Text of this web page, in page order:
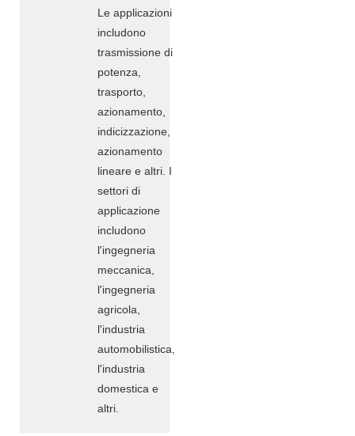
Le applicazioni
includono
trasmissione di
potenza,
trasporto,
azionamento,
indicizzazione,
azionamento
lineare e altri. I
settori di
applicazione
includono
l'ingegneria
meccanica,
l'ingegneria
agricola,
l'industria
automobilistica,
l'industria
domestica e
altri.